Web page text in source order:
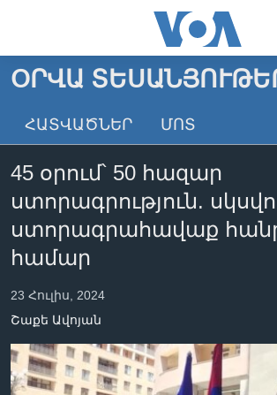
անցնել
հիմնական
անցնել
բովանդակությանը
հիմնական
բովանդակություն
ԳԼԽԱՎՈՐ ԷՋ
ԼՈՒՐԵՐ
ՏԵՍԱՆՅՈՒԹԵՐ
ՖԻԼՄԵՐ
ՄԵՐ ՄԱՍԻՆ
«ԱՄԵՐԻԿԱՅԻ ՁԱՅՆ»-Ի
ԿԱՊ ՄԵԶ ՀԵՏ
Learning English
ՀԵՏԵՒԵՔ ՄԵԶ
ՕՐՎԱ
ՀԱՏՎԱԾՆԵՐ ՄՈՏ
45 օրում՝ 50 հազար
ստորագրություն.
ստորագրահավաք
համար
23 Հուլիս, 2024
Շաքե Ավոյան